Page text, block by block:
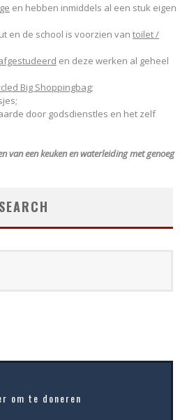
en hebben inmiddels al een stuk eigen
en de school is voorzien van toilet /
en deze werken al geheel
Big Shoppingbag;
door godsdienstles en het zelf
van een keuken en waterleiding met genoeg
SEARCH
om te doneren